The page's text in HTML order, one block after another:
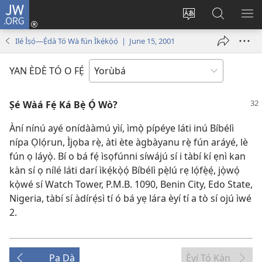
JW.ORG
Yí
pa
Wọlé
(opens
Wa
JW.ORG
Ilé Ìṣọ́—Ẹ̀dà Tó Wà fún Ìkẹ́kọ̀ọ́ | June 15, 2001
YAN ÈDÈ TÓ O FẸ́
Ṣé Wàá Fẹ́ Ká Bẹ̀ Ọ́ Wò?
Àní nínú ayé onídààmú yìí, ìmọ̀ pípéye láti inú Bíbélì
nípa Ọlọ́run, Ìjọba rẹ̀, àti ète àgbàyanu rẹ̀ fún aráyé, lè
fún ọ láyọ̀. Bí o bá fẹ́ ìsọfúnni síwájú sí i tàbí kí ẹnì kan
kàn sí ọ nílé láti darí ìkẹ́kọ̀ọ́ Bíbélì pẹ̀lú rẹ lọ́fẹ̀ẹ́, jọ̀wọ́
kọ̀wé sí Watch Tower, P.M.B. 1090, Benin City, Edo State,
Nigeria, tàbí sí àdírẹ́sì tí ó bá yẹ lára èyí tí a tò sí ojú ìwé
2.
Pa Dà Èyí Tó Kàn